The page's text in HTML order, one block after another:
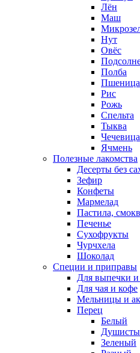
Лён
Маш
Нут
Овёс
Полба
Пшеница
Рис
Рожь
Спельта
Тыква
Чечевица
Ячмень
Полезные лакомства
Десерты без
Зефир
Конфеты
Мармелад
Пастила,
Печенье
Сухофрукты
Чурчхела
Шоколад
Специи и приправы
Для выпечки и
Для чая и кофе
Мельницы и
Перец
Белый
Зеленый